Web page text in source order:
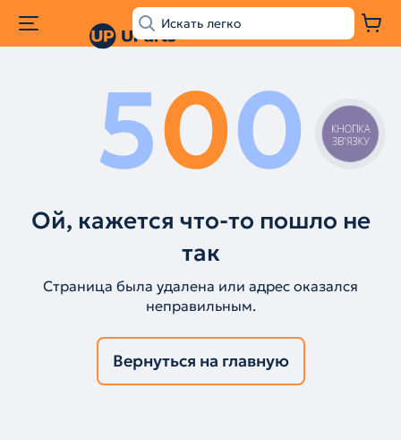
500
Ой, кажется что-то пошло не
так
Страница была удалена или адрес оказался
неправильным.
Вернуться на главную
КНОПКА
ЗВ'ЯЗКУ